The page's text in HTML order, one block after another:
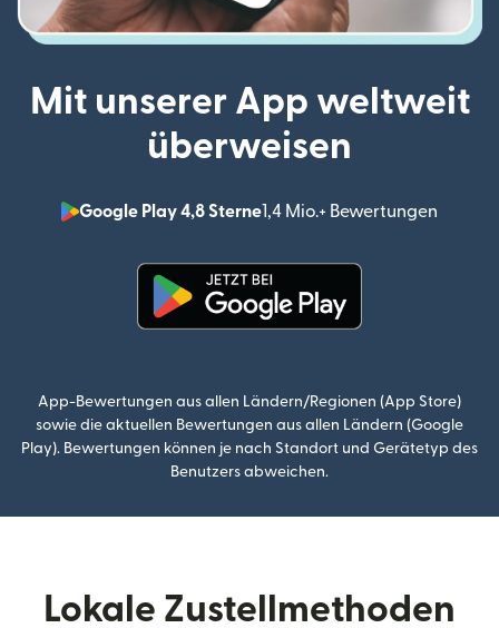
Mit unserer App weltweit
überweisen
Google Play 4,8 Sterne1,4 Mio.+ Bewertungen
App-Bewertungen aus allen Ländern/Regionen (App Store)
sowie die aktuellen Bewertungen aus allen Ländern (Google
Play). Bewertungen können je nach Standort und Gerätetyp des
Benutzers abweichen.
Lokale Zustellmethoden